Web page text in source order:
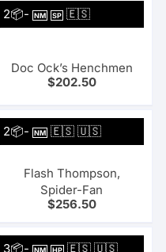
2📦-NM SP 🇪🇸
Doc Ock’s Henchmen
$202.50
2📦-NM 🇪🇸 🇺🇸
Flash Thompson,
Spider-Fan
$256.50
3📦-NM HP 🇪🇸 🇺🇸